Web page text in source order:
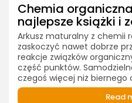
Chemia
najlepsze książki i
Arkusz maturalny z chemii
zaskoczyć nawet dobrze
reakcje związków
część punktów.
czegoś więcej niż biernego
Read